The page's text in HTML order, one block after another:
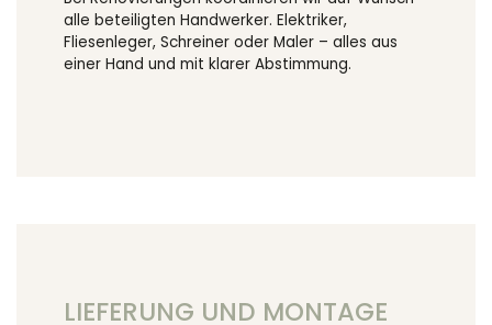
alle beteiligten Handwerker. Elektriker,
Fliesenleger, Schreiner oder Maler – alles aus
einer Hand und mit klarer Abstimmung.
LIEFERUNG UND MONTAGE